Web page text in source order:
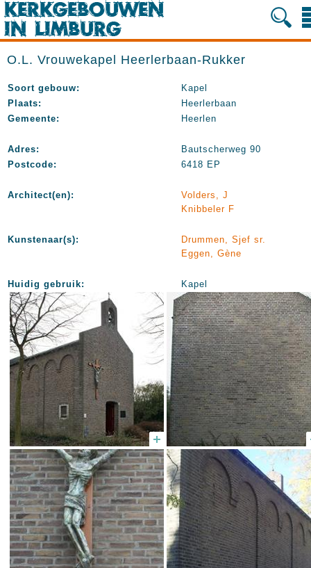
O.L. Vrouwekapel Heerlerbaan-Rukker
Soort gebouw:
Kapel
Plaats:
Heerlerbaan
Gemeente:
Heerlen
Adres:
Bautscherweg 90
Postcode:
6418 EP
Architect(en):
Volders, J
Knibbeler F
Kunstenaar(s):
Drummen, Sjef sr.
Eggen, Gène
Huidig gebruik: Kapel